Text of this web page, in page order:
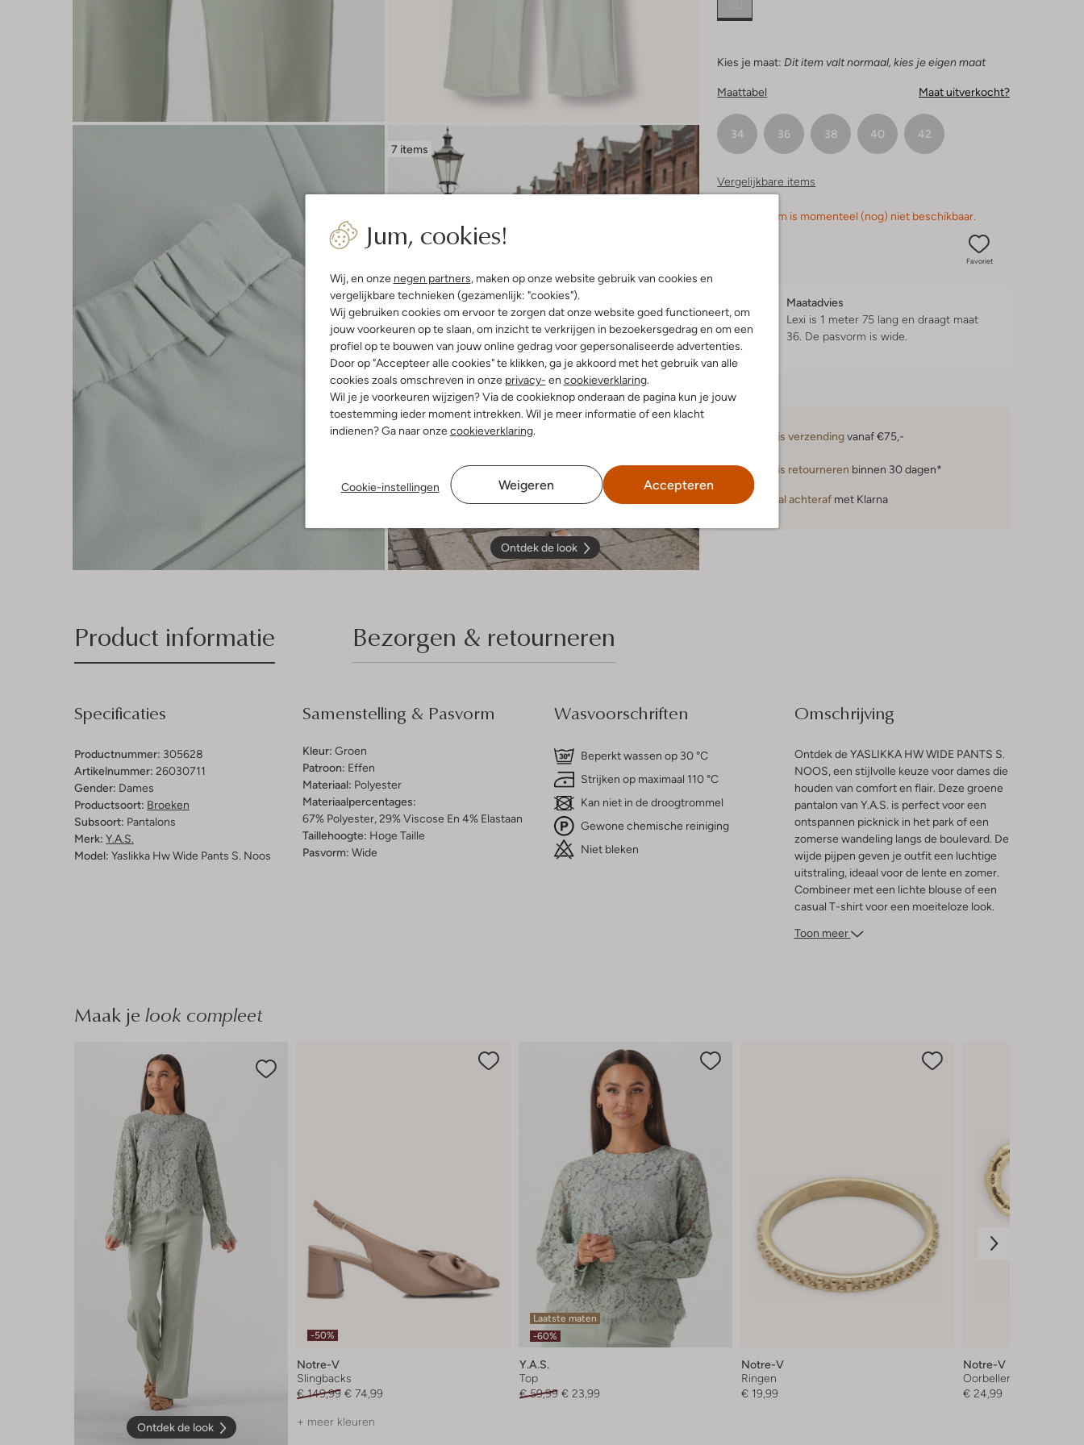
Jum, cookies!
Wij, en onze negen partners, maken op onze website gebruik van cookies en
vergelijkbare technieken (gezamenlijk: "cookies").
Wij gebruiken cookies om ervoor te zorgen dat onze website goed functioneert, om
jouw voorkeuren op te slaan, om inzicht te verkrijgen in bezoekersgedrag en om een
profiel op te bouwen van jouw online gedrag voor gepersonaliseerde advertenties.
Door op "Accepteer alle cookies" te klikken, ga je akkoord met het gebruik van alle
cookies zoals omschreven in onze privacy- en cookieverklaring.
Wil je je voorkeuren wijzigen? Via de cookieknop onderaan de pagina kun je jouw
toestemming ieder moment intrekken. Wil je meer informatie of een klacht
indienen? Ga naar onzecookieverklaring.
Cookie-instellingen Weigeren Accepteren
7 items
Ontdek de look
Kies je maat: Dit item valt normaal, kies je eigen maat
Maattabel Maat uitverkocht?
34 36 38 40 42
Vergelijkbare items
Sorry, dit item is momenteel (nog) niet beschikbaar.
Favoriet
Maatadvies
Lexi is 1 meter 75 lang en draagt maat
36. De pasvorm iswide.
Gratis verzendingvanaf €75,-
Gratis retourneren binnen 30 dagen*
Betaal achteraf met Klarna
Product informatie Bezorgen & retourneren
Specificaties
Productnummer: 305628
Artikelnummer: 26030711
Gender: Dames
Productsoort: Broeken
Subsoort: Pantalons
Merk: Y.a.s.
Model: Yaslikka Hw Wide Pants S. Noos
Samenstelling & Pasvorm
Kleur: Groen
Patroon: Effen
Materiaal: Polyester
Materiaalpercentages:
67% Polyester, 29% Viscose En 4% Elastaan
Taillehoogte: Hoge Taille
Pasvorm: Wide
Wasvoorschriften
Beperkt wassen op 30 °C
Strijken op maximaal 110 °C
Kan niet in de droogtrommel
Gewone chemische reiniging
Niet bleken
Omschrijving
Ontdek de YASLIKKA HW WIDE PANTS S.
NOOS, een stijlvolle keuze voor dames die
houden van comfort en flair. Deze groene
pantalon van Y.A.S. is perfect voor een
ontspannen picknick in het park of een
zomerse wandeling langs de boulevard. De
wijde pijpen geven je outfit een luchtige
uitstraling, ideaal voor de lente en zomer.
Combineer met een lichte blouse of een
casual T-shirt voor een moeiteloze look.
klaar om te genieten van de zonnige
Toon meer
Maak je look compleet
Ontdek de look
-50%
Notre-V
Slingbacks
€ 149,99 € 74,99
+ meer kleuren
Laatste maten
-60%
Y.a.s.
Top
€ 59,99 € 23,99
Notre-V
Ringen
€ 19,99
Notre-V
Oorbellen
€ 24,99